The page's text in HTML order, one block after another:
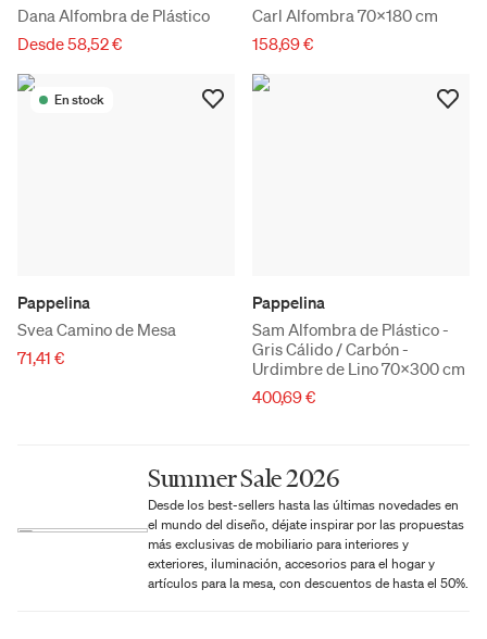
Dana Alfombra de Plástico
Desde 58,52 €
Carl Alfombra 70x180 cm
158,69 €
En stock
Pappelina
Svea Camino de Mesa
71,41 €
Pappelina
Sam Alfombra de Plástico -
Gris Cálido / Carbón -
Urdimbre de Lino 70x300 cm
400,69 €
Summer Sale 2026
Desde los best-sellers hasta las últimas novedades en
el mundo del diseño, déjate inspirar por las propuestas
más exclusivas de mobiliario para interiores y
exteriores, iluminación, accesorios para el hogar y
artículos para la mesa, con descuentos de hasta el 50%.